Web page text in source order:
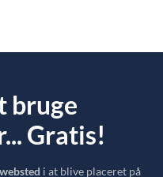
bruge
Gratis!
i at blive placeret på